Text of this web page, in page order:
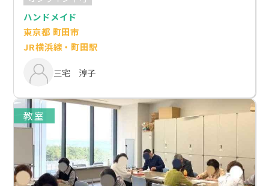
ハンドメイド
東京都 町田市
JR横浜線・町田駅
三宅 淳子
教室